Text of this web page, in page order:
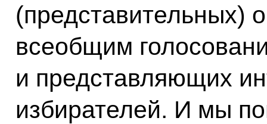
(представительных)
всеобщим
и представляющих
избирателей. И мы